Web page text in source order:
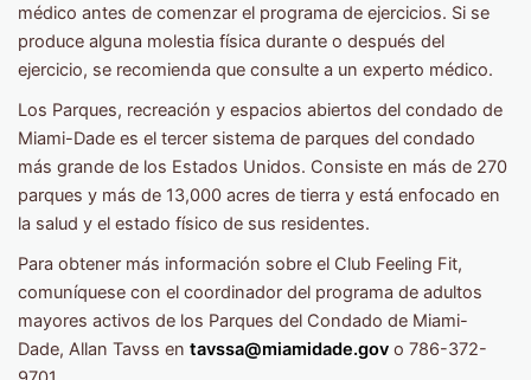
médico antes de comenzar el programa de ejercicios. Si se
produce alguna molestia física durante o después del
ejercicio, se recomienda que consulte a un experto médico.
Los Parques, recreación y espacios abiertos del condado de
Miami-Dade es el tercer sistema de parques del condado
más grande de los Estados Unidos. Consiste en más de 270
parques y más de 13,000 acres de tierra y está enfocado en
la salud y el estado físico de sus residentes.
Para obtener más información sobre el Club Feeling Fit,
comuníquese con el coordinador del programa de adultos
mayores activos de los Parques del Condado de Miami-
Dade, Allan Tavss en tavssa@miamidade.gov o 786-372-